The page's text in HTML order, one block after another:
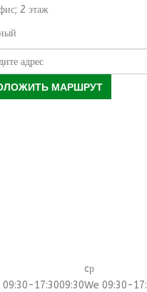
2 этаж
МАРШРУТ
cр
09:30-17:3009:30We 09:30-